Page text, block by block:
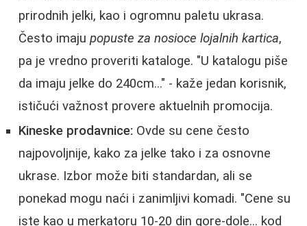
prirodnih jelki, kao i ogromnu paletu ukrasa.
Često imaju popuste za nosioce lojalnih kartica,
pa je vredno proveriti kataloge. "U katalogu piše
da imaju jelke do 240cm..." - kaže jedan korisnik,
ističući važnost provere aktuelnih promocija.
Kineske prodavnice: Ovde su cene često
najpovoljnije, kako za jelke tako i za osnovne
ukrase. Izbor može biti standardan, ali se
ponekad mogu naći i zanimljivi komadi. "Cene su
iste kao u merkatoru 10-20 din gore-dole... kod